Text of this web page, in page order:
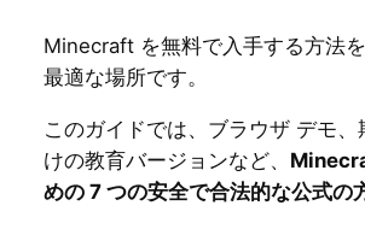
Minecraft を無料で入手する方法
最適な場所です。
このガイドでは、ブラウザ デモ
けの教育バージョンなど、
めの 7 つの安全で合法的な公式の